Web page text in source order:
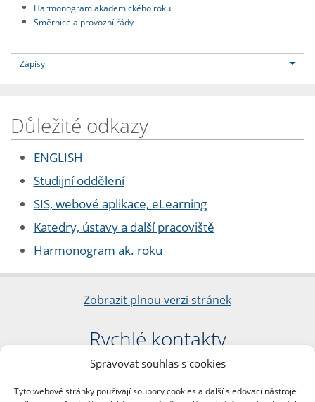
Spravovat souhlas s cookies
Tyto webové stránky používají soubory cookies a další sledovací nástroje
Harmonogram akademického roku
Směrnice a provozní řády
Zápisy
Důležité odkazy
ENGLISH
Studijní oddělení
SIS, webové aplikace, eLearning
Katedry, ústavy a další pracoviště
Harmonogram ak. roku
Zobrazit plnou verzi stránek
Rychlé kontakty
Filozofická fakulta
nám. Jana Palacha 1/2